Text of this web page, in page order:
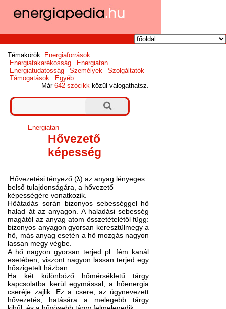
Témakörök: Energiaforrások
Energiatakarékosság
Energiatan
Energiatudatosság
Személyek
Szolgáltatók
Támogatások
Egyéb
Már642 szócikk közül válogathatsz.
Energiatan
Hővezető
képesség
Hővezetési tényező(λ)az anyag lényeges
belső tulajdonságára, a hővezető
képességére vonatkozik.
Hőátadás során bizonyos sebességgel hő
halad át az anyagon. A haladási sebesség
magától az anyag atom összetételétől függ:
bizonyos anyagon gyorsan keresztülmegy a
hő, más anyag esetén a hő mozgás nagyon
lassan megy végbe.
A hő nagyon gyorsan terjed pl. fém kanál
esetében, viszont nagyon lassan terjed egy
hőszigetelt házban.
Ha
két különböző hőmérsékletű
tárgy
kapcsolatba kerül egymással,a hőenergia
cseréje zajlik. Ez a csere,az úgynevezett
hővezetés, hatására a melegebb
tárgy